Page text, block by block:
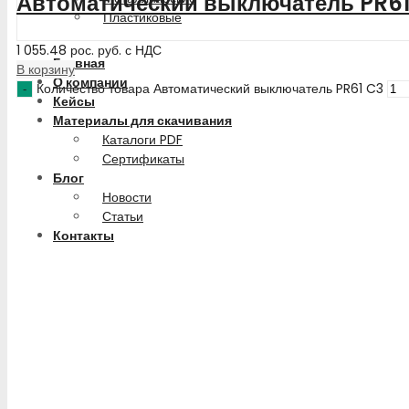
Пластиковые
Главная
О компании
Кейсы
Материалы для скачивания
Каталоги PDF
Сертификаты
Блог
Новости
Статьи
Контакты
1 055.48 рос. руб. с НДС
В корзину
Количество товара Автоматический выключатель PR61 C3